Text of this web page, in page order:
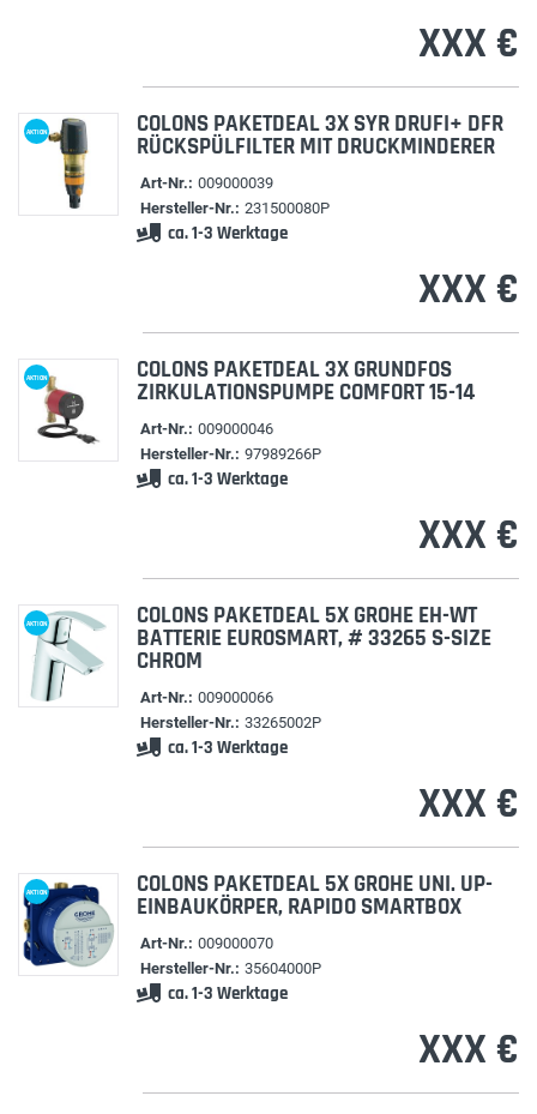
XXX €
AKTION COLONS PAKETDEAL 3X SYR DRUFI+ DFR
RÜCKSPÜLFILTER MIT DRUCKMINDERER
Art-Nr.: 009000039
Hersteller-Nr.: 231500080P
ca. 1-3 Werktage
XXX €
AKTION COLONS PAKETDEAL 3X GRUNDFOS
ZIRKULATIONSPUMPE COMFORT 15-14
Art-Nr.: 009000046
Hersteller-Nr.: 97989266P
ca. 1-3 Werktage
XXX €
AKTION COLONS PAKETDEAL 5X GROHE EH-WT
BATTERIE EUROSMART, # 33265 S-SIZE
CHROM
Art-Nr.: 009000066
Hersteller-Nr.: 33265002P
ca. 1-3 Werktage
XXX €
AKTION COLONS PAKETDEAL 5X GROHE UNI. UP-
EINBAUKÖRPER, RAPIDO SMARTBOX
Art-Nr.: 009000070
Hersteller-Nr.: 35604000P
ca. 1-3 Werktage
XXX €